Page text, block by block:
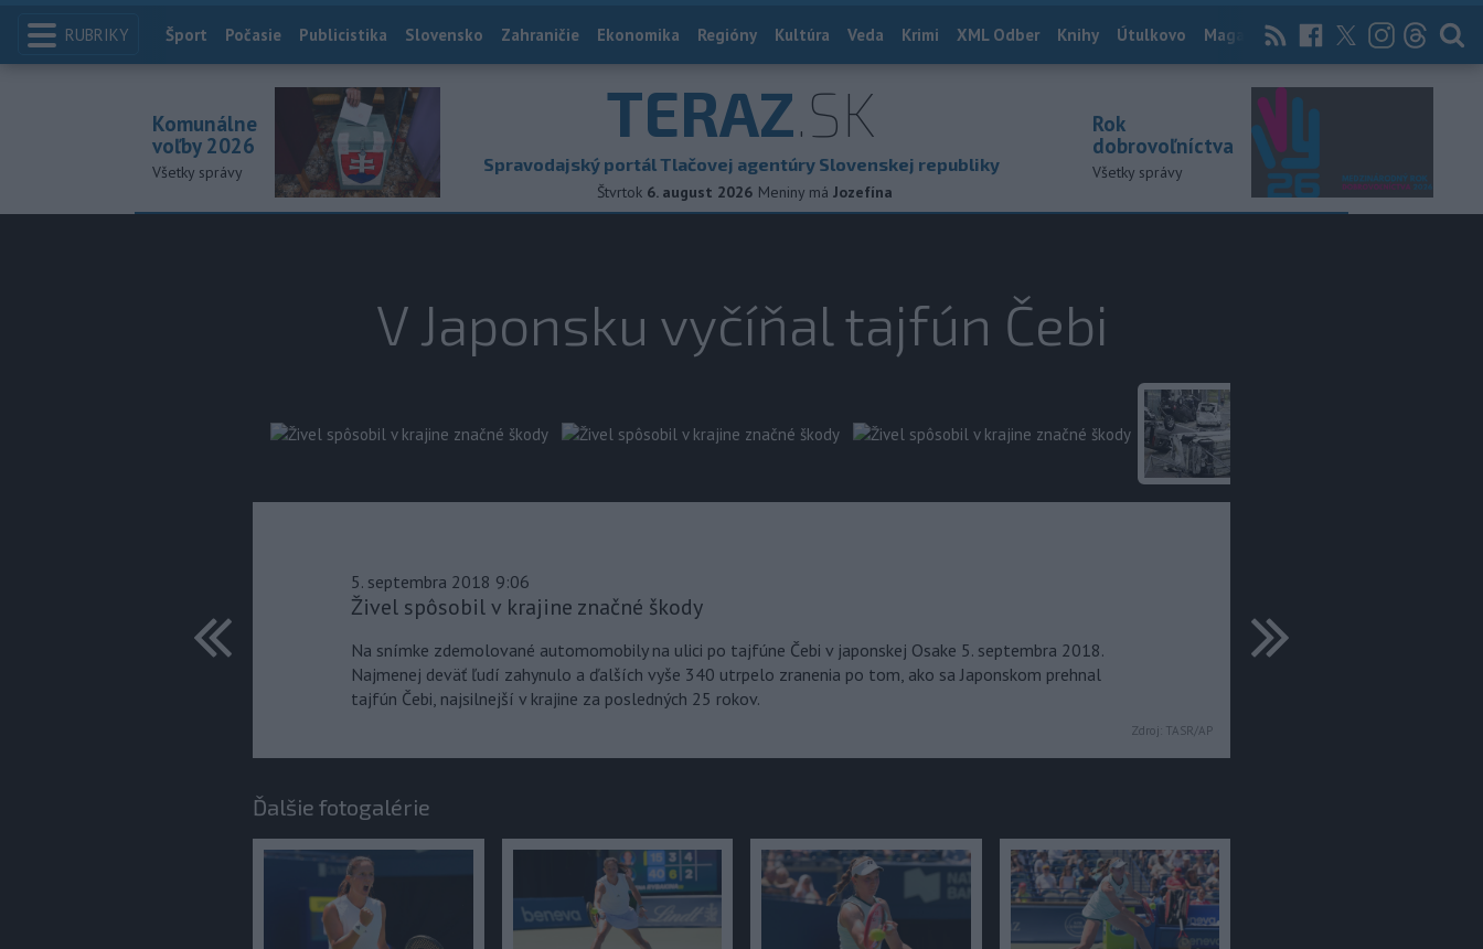
RUBRIKY Index
Šport Počasie Publicistika Slovensko Zahraničie Ekonomika Regióny Kultúra Veda Krimi XML Odber Knihy Útulkovo Magazín News Now Archív
TERAZ.SK
Spravodajský portál Tlačovej agentúry Slovenskej republiky
Štvrtok 6. august 2026 Meniny má Jozefína
Komunálne
voľby 2026
Všetky správy
Rok
dobrovoľníctva
Všetky správy
V Japonsku vyčíňal tajfún Čebi
5. septembra 2018 9:06
Živel spôsobil v krajine značné škody
Na snímke zdemolované automomobily na ulici po tajfúne Čebi v japonskej Osake 5. septembra 2018.
Najmenej deväť ľudí zahynulo a ďalších vyše 340 utrpelo zranenia po tom, ako sa Japonskom prehnal
tajfún Čebi, najsilnejší v krajine za posledných 25 rokov.
Zdroj: TASR/AP
predchádzajúce ďalšie
Ďalšie fotogalérie